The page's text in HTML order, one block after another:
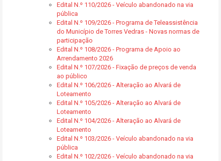
Edital N.º 110/2026 - Veículo abandonado na via
pública
Edital N.º 109/2026 - Programa de Teleassistência
do Município de Torres Vedras - Novas normas de
participação
Edital N.º 108/2026 - Programa de Apoio ao
Arrendamento 2026
Edital N.º 107/2026 - Fixação de preços de venda
ao público
Edital N.º 106/2026 - Alteração ao Alvará de
Loteamento
Edital N.º 105/2026 - Alteração ao Alvará de
Loteamento
Edital N.º 104/2026 - Alteração ao Alvará de
Loteamento
Edital N.º 103/2026 - Veículo abandonado na via
pública
Edital N.º 102/2026 - Veículo abandonado na via